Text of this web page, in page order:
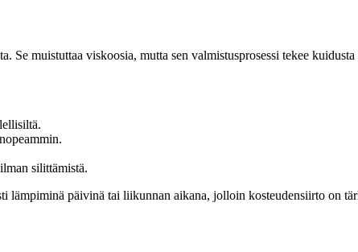
muistuttaa viskoosia, mutta sen valmistusprosessi tekee
silittämistä.
lämpiminä päivinä tai liikunnan aikana, jolloin kosteudensiirto on